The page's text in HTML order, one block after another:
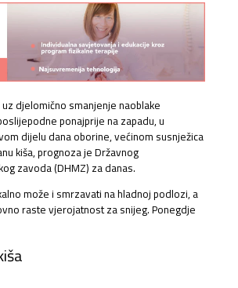
djelomično smanjenje naoblake
ponajprije na zapadu, u
dijelu dana oborine, većinom susnježica
kiša, prognoza je Državnog
zavoda (DHMZ) za danas.
može i smrzavati na hladnoj podlozi, a
raste vjerojatnost za snijeg. Ponegdje